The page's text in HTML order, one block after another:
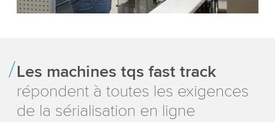
Les machines tqs fast track
répondent à toutes les exigences
de la sérialisation en ligne